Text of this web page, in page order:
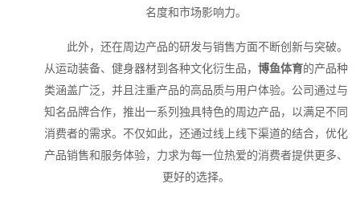
名度和市场影响力。
此外，还在周边产品的研发与销售方面不断创新与突破。
从运动装备、健身器材到各种文化衍生品， 博鱼体育的产品种
类涵盖广泛，并且注重产品的高品质与用户体验。公司通过与
知名品牌合作，推出一系列独具特色的周边产品，以满足不同
消费者的需求。不仅如此，还通过线上线下渠道的结合，优化
产品销售和服务体验，力求为每一位热爱的消费者提供更多、
更好的选择。